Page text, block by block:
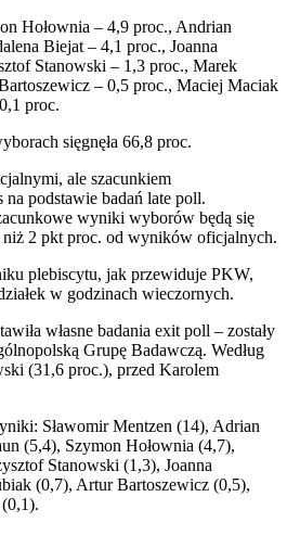
Hołownia – 4,9 proc., Andrian
Biejat – 4,1 proc., Joanna
Stanowski – 1,3 proc., Marek
– 0,5 proc., Maciej Maciak
proc.
sięgnęła 66,8 proc.
ale szacunkiem
podstawie badań late poll.
wyniki wyborów będą się
niż 2 pkt proc. od wyników oficjalnych.
plebiscytu, jak przewiduje PKW,
w godzinach wieczornych.
własne badania exit poll – zostały
Grupę Badawczą. Według
(31,6 proc.), przed Karolem
Sławomir Mentzen (14), Adrian
(5,4), Szymon Hołownia (4,7),
Stanowski (1,3), Joanna
(0,7), Artur Bartoszewicz (0,5),